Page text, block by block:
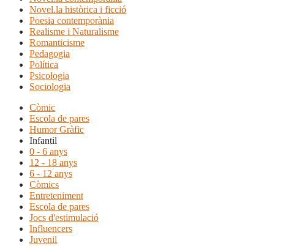
Novel.la històrica i ficció
Poesia contemporània
Realisme i Naturalisme
Romanticisme
Pedagogia
Política
Psicologia
Sociologia
Còmic
Escola de pares
Humor Gràfic
Infantil
0 - 6 anys
12 - 18 anys
6 - 12 anys
Còmics
Entreteniment
Escola de pares
Jocs d'estimulació
Influencers
Juvenil